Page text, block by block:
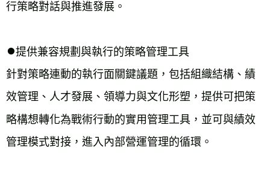
行策略對話與推進發展。
⏺︎提供兼容規劃與執行的策略管理工具
針對策略連動的執行面關鍵議題，包括組織結構、績
效管理、人才發展、領導力與文化形塑，提供可把策
略構想轉化為戰術行動的實用管理工具，並可與績效
管理模式對接，進入內部營運管理的循環。